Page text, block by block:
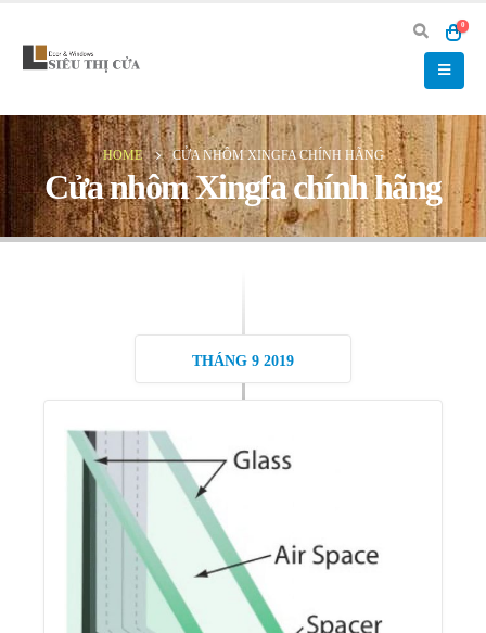
0
HOME CỬA NHÔM XINGFA CHÍNH HÃNG
Cửa nhôm Xingfa chính hãng
THÁNG 9 2019